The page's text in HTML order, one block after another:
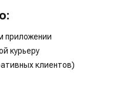
приложении
курьеру
клиентов)